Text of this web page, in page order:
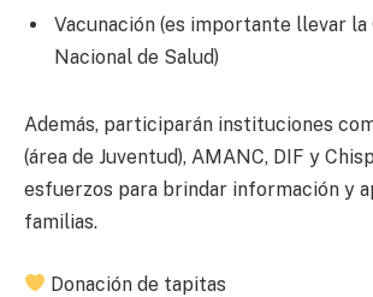
Vacunación (es importante llevar
Nacional de Salud)
Además, participarán instituciones
(área de Juventud), AMANC, DIF y
esfuerzos para brindar información y
familias.
Donación de tapitas